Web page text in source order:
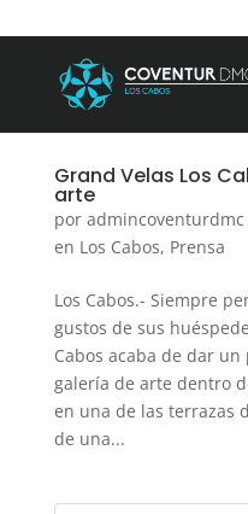
Grand Velas Los
arte
por admincoventurdmc
en Los Cabos, Prensa
Los Cabos.- Siempre
gustos de sus
Cabos acaba de dar
galería de arte dentro
en una de las terrazas
de una...